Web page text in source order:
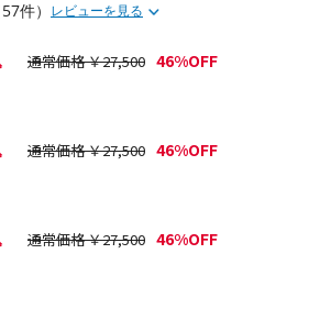
通常価格 ￥27,500 46%OFF
通常価格 ￥27,500 46%OFF
通常価格 ￥27,500 46%OFF
57件） レビューを見る